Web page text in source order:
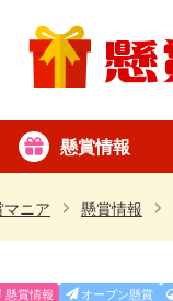
懸賞情報
ネット懸賞
はがき懸賞
懸賞カテゴリ一覧
ニア 懸賞情報
懸賞情報 オープン懸賞